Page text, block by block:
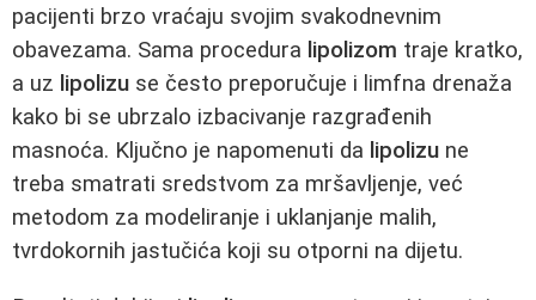
pacijenti brzo vraćaju svojim svakodnevnim
obavezama. Sama procedura lipolizom traje kratko,
a uz lipolizu se često preporučuje i limfna drenaža
kako bi se ubrzalo izbacivanje razgrađenih
masnoća. Ključno je napomenuti da lipolizu ne
treba smatrati sredstvom za mršavljenje, već
metodom za modeliranje i uklanjanje malih,
tvrdokornih jastučića koji su otporni na dijetu.